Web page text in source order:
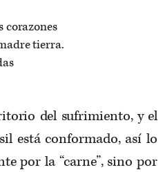
corazones
tierra.
del sufrimiento, y el
está conformado, así lo
por la “carne”, sino por